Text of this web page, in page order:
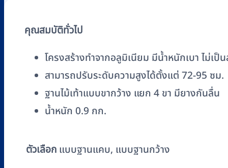
FOSUN
รุ่น
FS931
ชิ้น
คุณสมบัติทั่วไป
โครงสร้างทำจากอลูมิเนียม มีน้ำหนักเบา ไม่เป็
สามารถปรับระดับความสูงได้ตั้งแต่ 72-95 ซม.
ฐานไม้เท้าแบบขากว้าง แยก 4 ขา มียางกันลื่น
น้ำหนัก 0.9 กก.
ตัวเลือก แบบฐานแคบ, แบบฐานกว้าง